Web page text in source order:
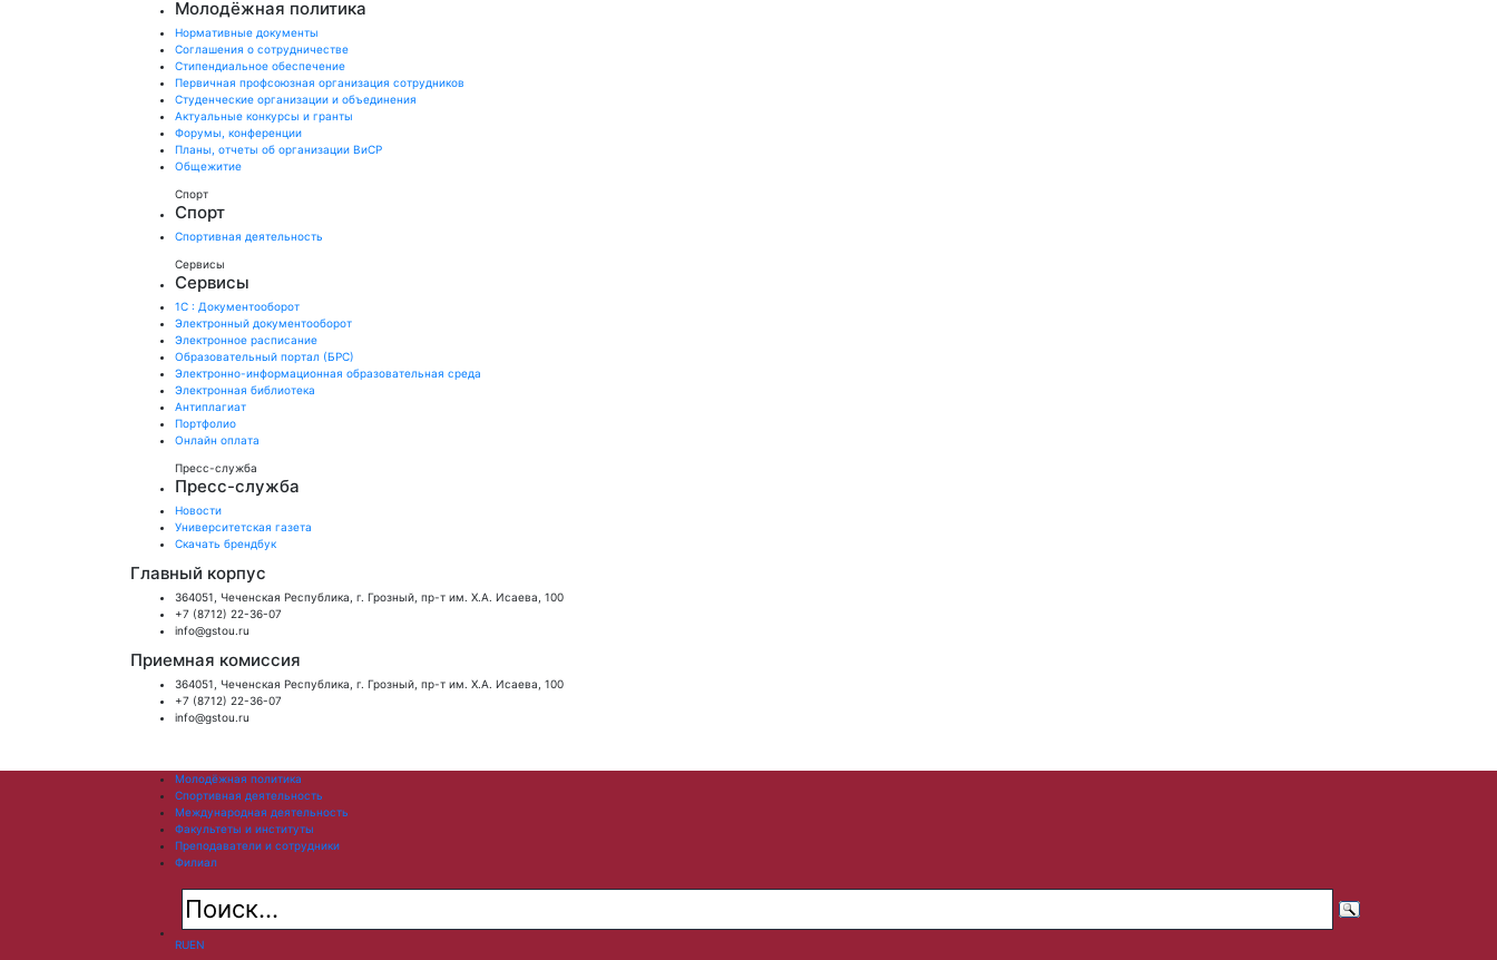
Молодёжная политика
Нормативные документы
Соглашения о сотрудничестве
Стипендиальное обеспечение
Первичная профсоюзная организация сотрудников
Студенческие организации и объединения
Актуальные конкурсы и гранты
Форумы, конференции
Планы, отчеты об организации ВиСР
Общежитие
Спорт
Спорт
Спортивная деятельность
Сервисы
Сервисы
1С : Документооборот
Электронный документооборот
Электронное расписание
Образовательный портал (БРС)
Электронно-информационная образовательная среда
Электронная библиотека
Антиплагиат
Портфолио
Онлайн оплата
Пресс-служба
Пресс-служба
Новости
Университетская газета
Скачать брендбук
Главный корпус
364051, Чеченская Республика, г. Грозный, пр-т им. Х.А. Исаева, 100
+7 (8712) 22-36-07
info@gstou.ru
Приемная комиссия
364051, Чеченская Республика, г. Грозный, пр-т им. Х.А. Исаева, 100
+7 (8712) 22-36-07
info@gstou.ru
Молодёжная политика
Спортивная деятельность
Международная деятельность
Факультеты и институты
Преподаватели и сотрудники
Филиал
RUEN